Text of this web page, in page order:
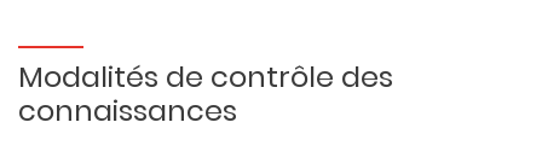
Modalités de contrôle des
connaissances